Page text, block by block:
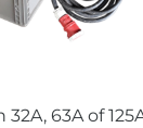
63A of